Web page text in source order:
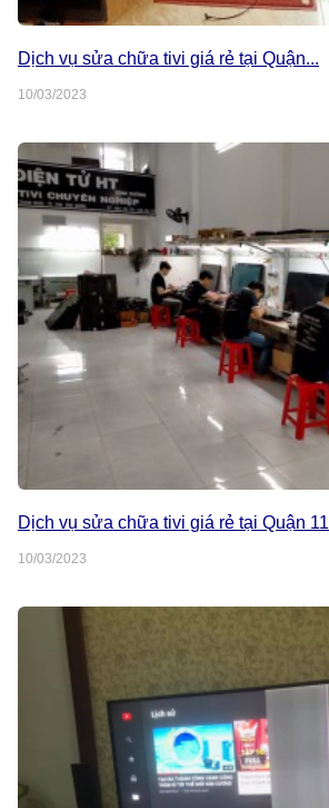
Dịch vụ sửa chữa tivi giá rẻ tại Quận...
10/03/2023
Dịch vụ sửa chữa tivi giá rẻ tại Quận 11
10/03/2023